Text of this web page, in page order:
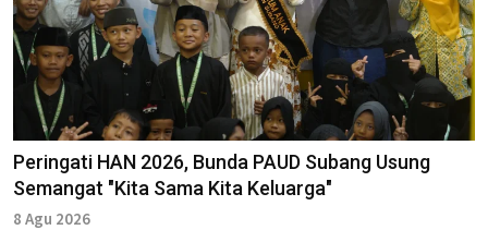
Peringati HAN 2026, Bunda PAUD Subang Usung
Semangat "Kita Sama Kita Keluarga"
8 Agu 2026